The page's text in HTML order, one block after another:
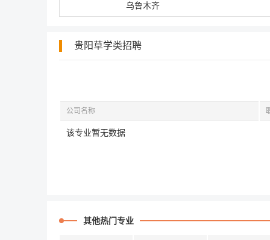
乌鲁木齐
贵阳草学类招聘
公司名称
该专业暂无数据
其他热门专业